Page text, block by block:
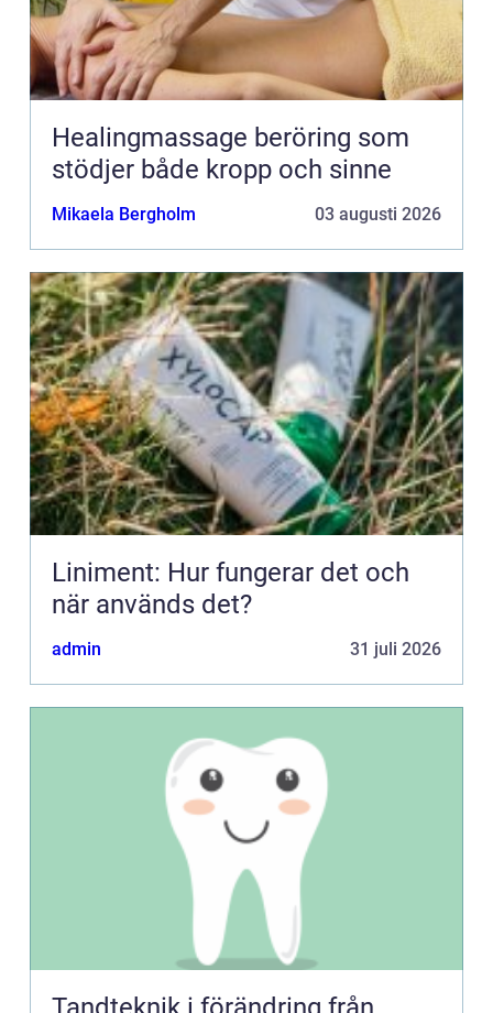
Healingmassage beröring som
stödjer både kropp och sinne
Mikaela Bergholm 03 augusti 2026
Liniment: Hur fungerar det och
när används det?
admin 31 juli 2026